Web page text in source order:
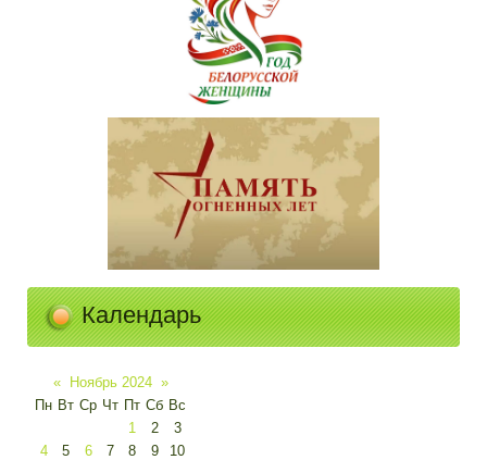
Календарь
« Ноябрь 2024 »
Пн Вт Ср Чт Пт Сб Вс
1
2
3
4
5 6 7 8 9
10